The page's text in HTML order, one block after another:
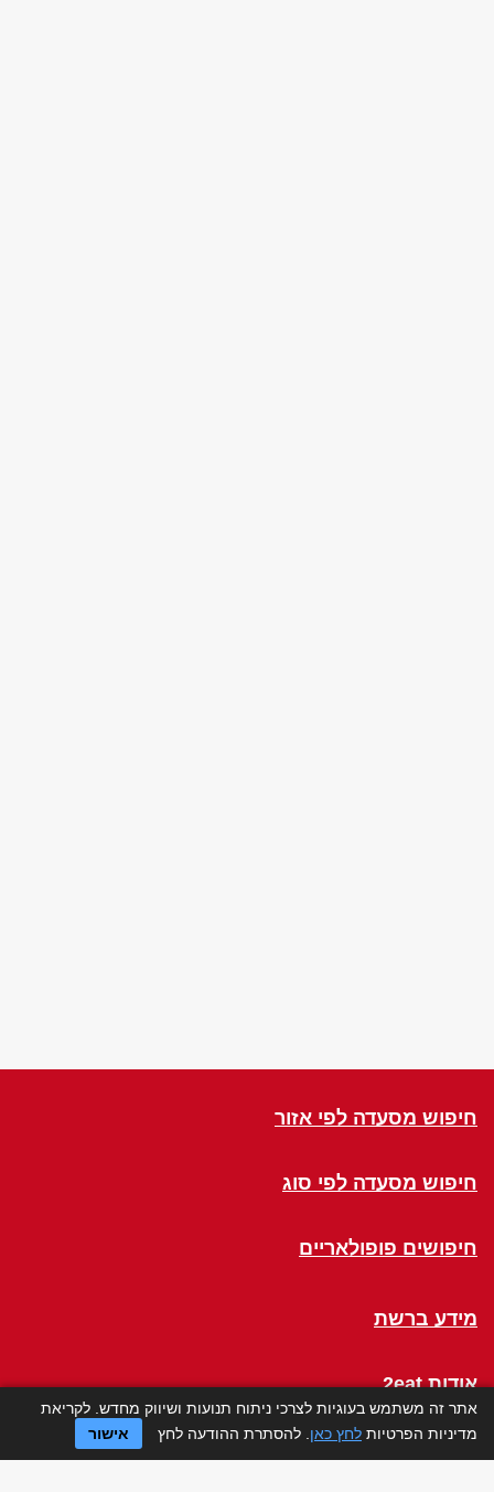
חיפוש מסעדה לפי אזור
חיפוש מסעדה לפי סוג
חיפושים פופולאריים
מידע ברשת
אודות 2eat
Click a Table
אתר זה משתמש בעוגיות לצרכי ניתוח תנועות ושיווק מחדש. לקריאת
מדיניות הפרטיות לחץ כאן . להסתרת ההודעה לחץ אישור